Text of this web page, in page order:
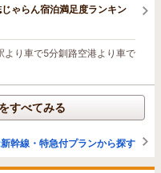
らん宿泊満足度ランキン
り車で5分釧路空港より車で
すべてみる
幹線・特急付プランから探す